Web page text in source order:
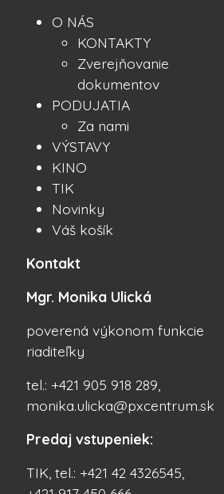
O NÁS
KONTAKTY
Zverejňovanie
dokumentov
PODUJATIA
Za nami
VÝSTAVY
KINO
TIK
Novinky
Váš košík
Kontakt
Mgr. Monika Ulická
poverená výkonom funkcie
riaditeľky
tel.: +421 905 918 289,
monika.ulicka@pxcentrum.sk
Predaj vstupeniek:
TIK, tel.: +421 42 4326545,